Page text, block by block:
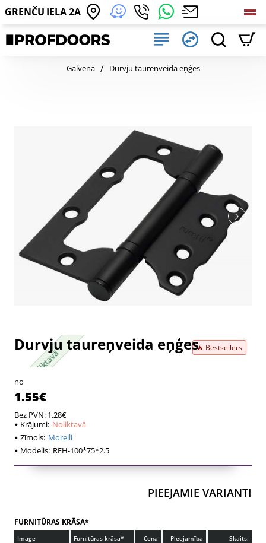
GRENČU IELA 2A
GalvenāhomeDurvju taureņveida eņģes
🔥 Bestsellers
Noliktavā
Noliktavā
Durvju taureņveida eņģes
no
1.55€
Bez PVN: 1.28€
Krājumi: Noliktavā
Zīmols: Morelli
Modelis: RFH-100*75*2.5
PIEEJAMIE VARIANTI
FURNITŪRAS KRĀSA*
Image Furnitūras krāsa* Cena Pieejamība Skaits: